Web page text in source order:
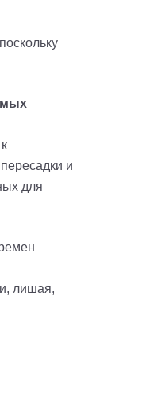
и
для
лишая,